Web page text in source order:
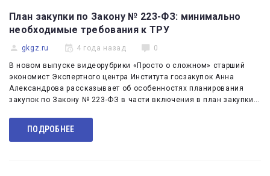
План закупки по Закону № 223-ФЗ: минимально
необходимые требования к ТРУ
gkgz.ru 4 года назад 0
В новом выпуске видеорубрики «Просто о сложном» старший
экономист Экспертного центра Института госзакупок Анна
Александрова рассказывает об особенностях планирования
закупок по Закону № 223-ФЗ в части включения в план закупки…
ПОДРОБНЕЕ